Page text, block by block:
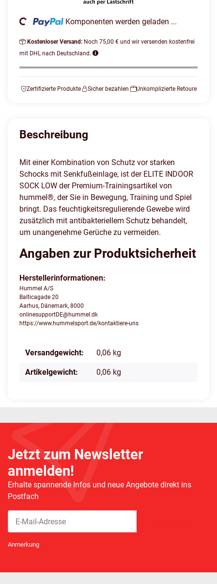
Komponenten werden geladen ...
Kostenloser Versand: Noch 75,00 € und wir versenden kostenfrei
mit DHL nach Deutschland.
Zertifizierte Produkte Sicher bezahlen Unkomplizierte Retoure
Beschreibung
Mit einer Kombination von Schutz vor starken
Schocks mit Senkfußeinlage, ist der ELITE INDOOR
SOCK LOW der Premium-Trainingsartikel von
hummel®, der Sie in Bewegung, Training und Spiel
bringt. Das feuchtigkeitsregulierende Gewebe wird
zusätzlich mit antibakteriellem Schutz behandelt,
um unangenehme Gerüche zu vermeiden.
Angaben zur Produktsicherheit
Herstellerinformationen:
Hummel A/S
Balticagade 20
Aarhus, Dänemark, 8000
onlinesupportDE@hummel.dk
https://www.hummelsport.de/kontaktiere-uns
Produkteigenschaft
Wert
Versandgewicht: 0,06 kg
Artikelgewicht: 0,06 kg
Jetzt zum Newsletter
anmelden!
Erhalte spannende Infos und neue Angebote direkt ins
Postfach
Anmerkung